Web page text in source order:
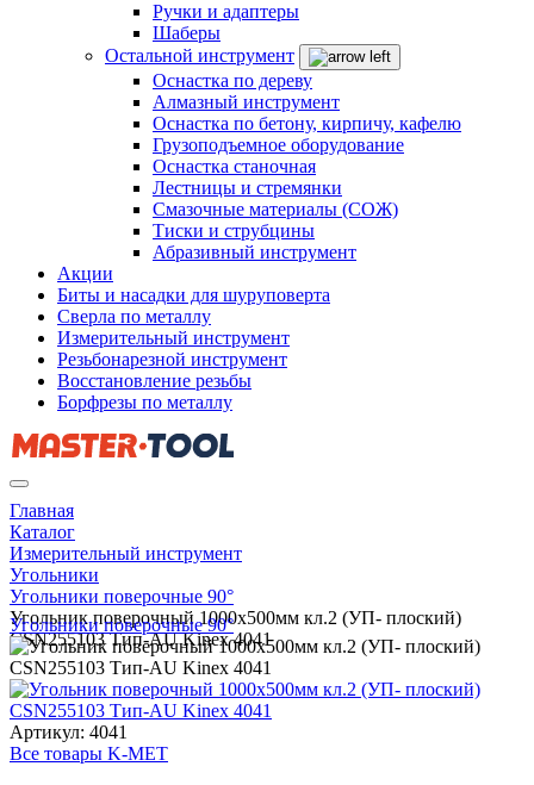
Ручки и адаптеры
Шаберы
Остальной инструмент
Оснастка по дереву
Алмазный инструмент
Оснастка по бетону, кирпичу, кафелю
Грузоподъемное оборудование
Оснастка станочная
Лестницы и стремянки
Смазочные материалы (СОЖ)
Тиски и струбцины
Абразивный инструмент
Акции
Биты и насадки для шуруповерта
Сверла по металлу
Измерительный инструмент
Резьбонарезной инструмент
Восстановление резьбы
Борфрезы по металлу
Главная
Каталог
Измерительный инструмент
Угольники
Угольники поверочные 90°
Угольник поверочный 1000х500мм кл.2 (УП- плоский)
CSN255103 Тип-AU Kinex 4041
Угольники поверочные 90°
Артикул: 4041
Все товары K-MET